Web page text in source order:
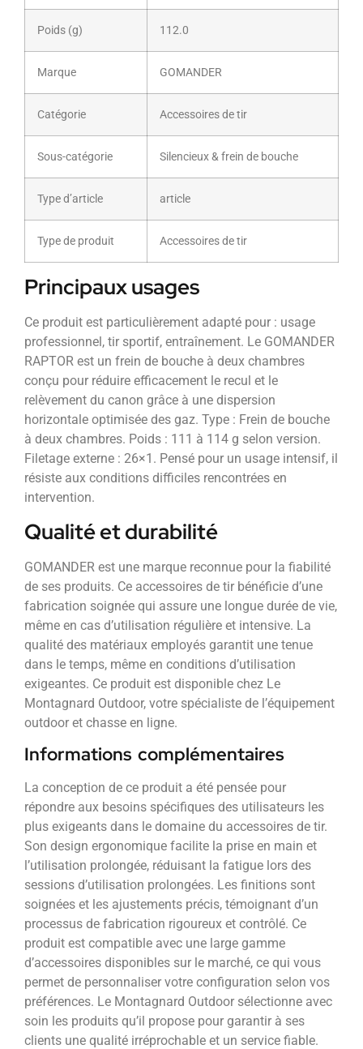
Poids (g) 112.0
Marque GOMANDER
Catégorie Accessoires de tir
Sous-catégorie Silencieux & frein de bouche
Type d’article article
Type de produit Accessoires de tir
Principaux usages
Ce produit est particulièrement adapté pour : usage
professionnel, tir sportif, entraînement. Le GOMANDER
RAPTOR est un frein de bouche à deux chambres
conçu pour réduire efficacement le recul et le
relèvement du canon grâce à une dispersion
horizontale optimisée des gaz. Type : Frein de bouche
à deux chambres. Poids : 111 à 114 g selon version.
Filetage externe : 26×1. Pensé pour un usage intensif, il
résiste aux conditions difficiles rencontrées en
intervention.
Qualité et durabilité
GOMANDER est une marque reconnue pour la fiabilité
de ses produits. Ce accessoires de tir bénéficie d’une
fabrication soignée qui assure une longue durée de vie,
même en cas d’utilisation régulière et intensive. La
qualité des matériaux employés garantit une tenue
dans le temps, même en conditions d’utilisation
exigeantes. Ce produit est disponible chez Le
Montagnard Outdoor, votre spécialiste de l’équipement
outdoor et chasse en ligne.
Informations complémentaires
La conception de ce produit a été pensée pour
répondre aux besoins spécifiques des utilisateurs les
plus exigeants dans le domaine du accessoires de tir.
Son design ergonomique facilite la prise en main et
l’utilisation prolongée, réduisant la fatigue lors des
sessions d’utilisation prolongées. Les finitions sont
soignées et les ajustements précis, témoignant d’un
processus de fabrication rigoureux et contrôlé. Ce
produit est compatible avec une large gamme
d’accessoires disponibles sur le marché, ce qui vous
permet de personnaliser votre configuration selon vos
préférences. Le Montagnard Outdoor sélectionne avec
soin les produits qu’il propose pour garantir à ses
clients une qualité irréprochable et un service fiable.